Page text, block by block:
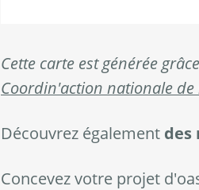
Cette carte est générée
Coordin'action nationale
Découvrez également des
Concevez votre projet